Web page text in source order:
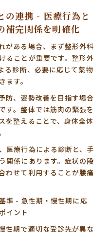
の連携 - 医療行為と
補完関係を明確化
がある場合、まず整形外科
ることが重要です。整形外
る診断、必要に応じて薬物
ます。
防、姿勢改善を目指す場合
す。整体では筋肉の緊張を
を整えることで、身体全体
医療行為による診断と、手
関係にあります。症状の段
わせて利用することが腰痛
準 - 急性期・慢性期に応
イント
性期で適切な受診先が異な